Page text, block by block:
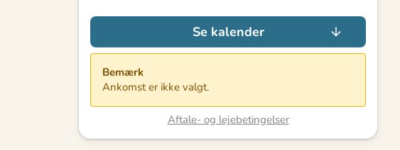
Se kalender
Bemærk
Ankomst er ikke valgt.
Aftale- og lejebetingelser